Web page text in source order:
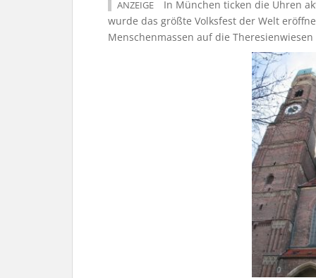
ANZEIGE
In München ticken die Uhren
wurde das größte Volksfest der Welt
Menschenmassen auf die